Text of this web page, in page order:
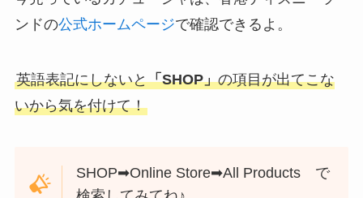
ンドの公式ホームページで確認できるよ。
英語表記にしないと「SHOP」の項目が出てこな
いから気を付けて！
SHOP➡Online Store➡All Products で